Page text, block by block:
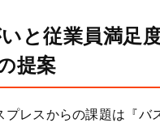
と従業員満足
提案
プレスからの課題は『バ